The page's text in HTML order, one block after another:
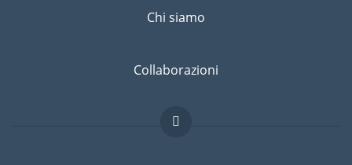
Chi siamo
Collaborazioni